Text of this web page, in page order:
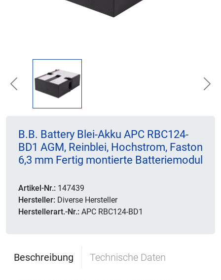
Previous
B.B. Battery Blei-Akku APC RBC124-
BD1 AGM, Reinblei, Hochstrom, Faston
6,3 mm Fertig montierte Batteriemodul
Artikel-Nr.: 147439
Hersteller: Diverse Hersteller
Herstellerart.-Nr.: APC RBC124-BD1
Beschreibung Technische Daten